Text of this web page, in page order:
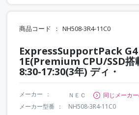
商品コード NH508-3R4-11C0
ExpressSupportPack G4
1E(Premium CPU/SSD搭
8:30-17:30(3年) ディ・
メーカー ＮＥＣ
同じメーカ
メーカー型番
NH508-3R4-11C0